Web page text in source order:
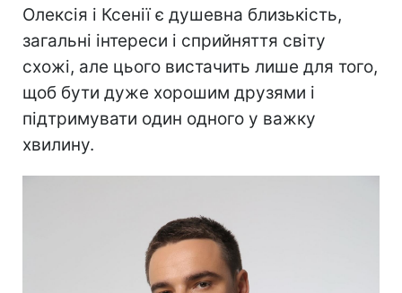
Олексія і Ксенії є душевна близькість,
загальні інтереси і сприйняття світу
схожі, але цього вистачить лише для того,
щоб бути дуже хорошим друзями і
підтримувати один одного у важку
хвилину.